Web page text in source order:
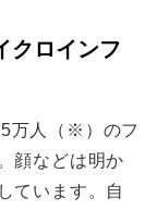
クロインフ
万人（※）のフ
顔などは明か
ています。自